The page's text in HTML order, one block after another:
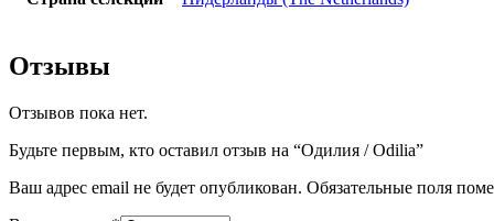
Отзывы
Отзывов пока нет.
Будьте первым, кто оставил отзыв на “Одилия / Odilia”
Ваш адрес email не будет опубликован. Обязательные поля